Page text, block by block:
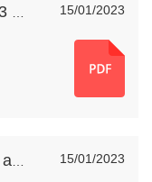
15/01/2023
15/01/2023